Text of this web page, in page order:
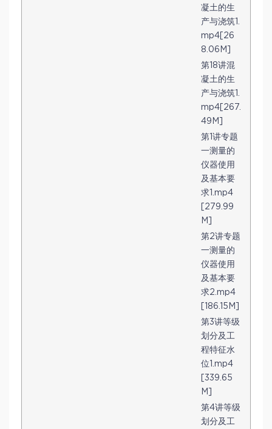
凝土的生
产与浇筑1.
mp4[26
8.06M]
第18讲混
凝土的生
产与浇筑1.
mp4[267.
49M]
第1讲专题
一测量的
仪器使用
及基本要
求1.mp4
[279.99
M]
第2讲专题
一测量的
仪器使用
及基本要
求2.mp4
[186.15M]
第3讲等级
划分及工
程特征水
位1.mp4
[339.65
M]
第4讲等级
划分及工